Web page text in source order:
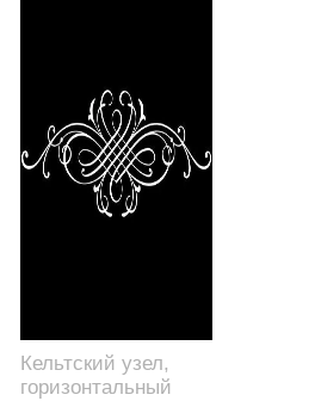
Кельтский узел,
горизонтальный